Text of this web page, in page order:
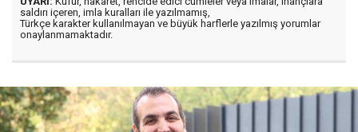
saldırı içeren, imla kuralları ile yazılmamış,
Türkçe karakter kullanılmayan ve büyük harflerle yazılmış yorumlar
onaylanmamaktadır.